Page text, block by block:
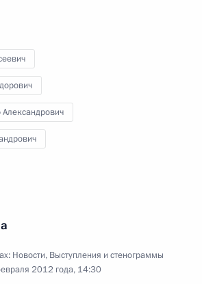
Новости, Выступления и стенограммы
2012 года, 14:30